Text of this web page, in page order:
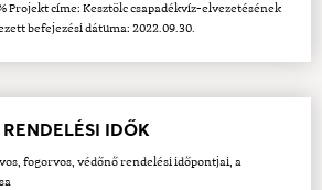
Projekt címe: Kesztölc csapadékvíz-elvezetésének
befejezési dátuma: 2022.09.30.
IDŐK
fogorvos, védőnő rendelési időpontjai, a